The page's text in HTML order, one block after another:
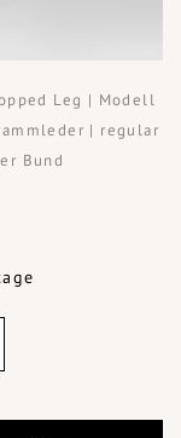
Leg | Modell
| regular
Bund